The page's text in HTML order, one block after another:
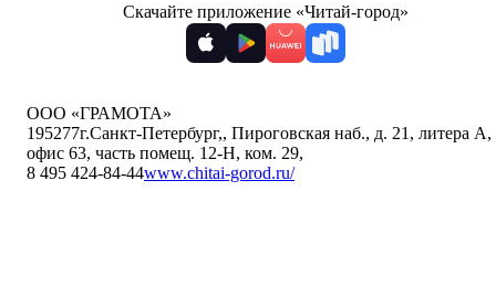
Скачайте приложение «Читай-город»
ООО «ГРАМОТА»
195277г.Санкт-Петербург,, Пироговская наб., д. 21, литера А,
офис 63, часть помещ. 12-Н, ком. 29,
8 495 424-84-44www.chitai-gorod.ru/